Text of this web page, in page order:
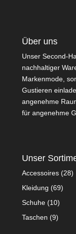
Über uns
Unser Second-
nachhaltiger
Markenmode,
Gustieren
angenehme
für angenehme
Unser
Accessoires (28)
Kleidung (69)
Schuhe (10)
Taschen (9)